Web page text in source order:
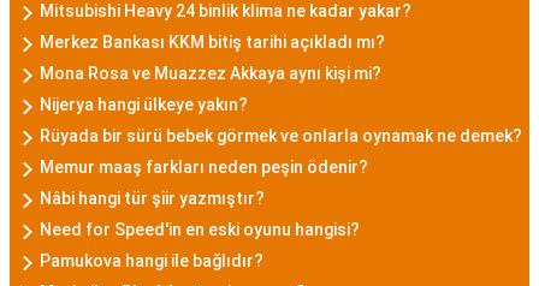
Mitsubishi Heavy 24 binlik klima ne kadar yakar?
Merkez Bankası KKM bitiş tarihi açıkladı mı?
Mona Rosa ve Muazzez Akkaya aynı kişi mi?
Nijerya hangi ülkeye yakın?
Rüyada bir sürü bebek görmek ve onlarla oynamak ne demek?
Memur maaş farkları neden peşin ödenir?
Nâbi hangi tür şiir yazmıştır?
Need for Speed'in en eski oyunu hangisi?
Pamukova hangi ile bağlıdır?